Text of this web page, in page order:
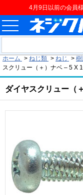
4月9日以前の会員
ホーム > ねじ類 > ねじ > 樹
スクリュー（＋）ナベ – 5 X
ダイヤスクリュー（